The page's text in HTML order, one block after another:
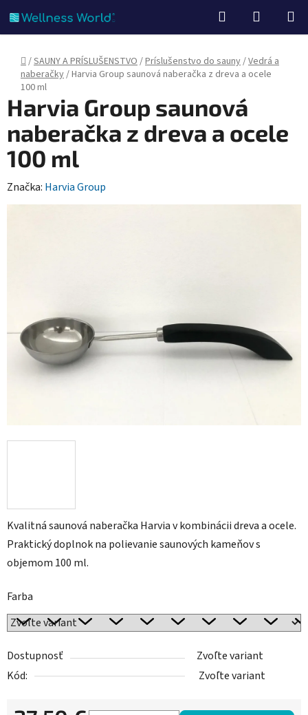
na
obsah
Hľadať
KOŠÍK
Domov
/SAUNY A PRÍSLUŠENSTVO/Príslušenstvo do sauny/Vedrá a
naberačky/Harvia Group saunová naberačka z dreva a ocele
100 ml
Kvalitná saunová naberačka Harvia v kombinácii dreva a ocele.
Praktický doplnok na polievanie saunových kameňov s
objemom 100 ml.
Farba
Dostupnosť
Zvoľte variant
Kód:
Zvoľte variant
Harvia Group saunová
naberačka z dreva a ocele
100 ml
Značka: Harvia Group